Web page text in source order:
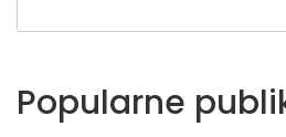
Popularne